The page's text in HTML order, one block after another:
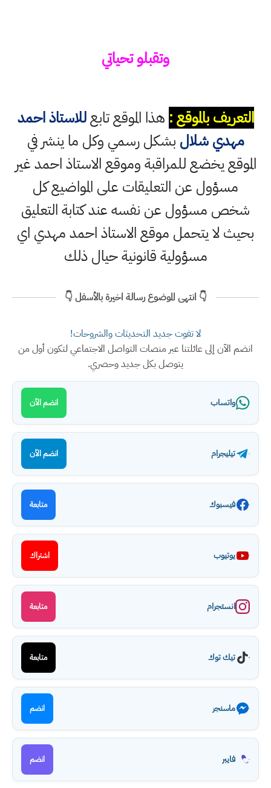
وتقبلو تحياتي
التعريف بالموقع : هذا الموقع تابعللاستاذ احمد
مهدي شلال بشكل رسمي وكل ما ينشر في
الموقع يخضع للمراقبة وموقع الاستاذ احمد غير
مسؤول عن التعليقات على المواضيع كل
شخص مسؤول عن نفسه عند كتابة التعليق
بحيث لا يتحمل موقع الاستاذ احمد مهدي اي
مسؤولية قانونية حيال ذلك
👇 انتهى الموضوع رسالة اخيرة بالأسفل 👇
لا تفوت جديد التحديثات والشروحات!
انضم الآن إلى عائلتنا عبر منصات التواصل الاجتماعي لتكون أول من
يتوصل بكل جديد وحصري.
واتساب انضم الآن
تيليجرام انضم الآن
فيسبوك متابعة
يوتيوب اشتراك
انستجرام متابعة
تيك توك متابعة
ماسنجر انضم
فايبر انضم